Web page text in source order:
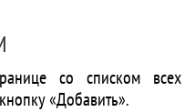
со списком всех
«Добавить».